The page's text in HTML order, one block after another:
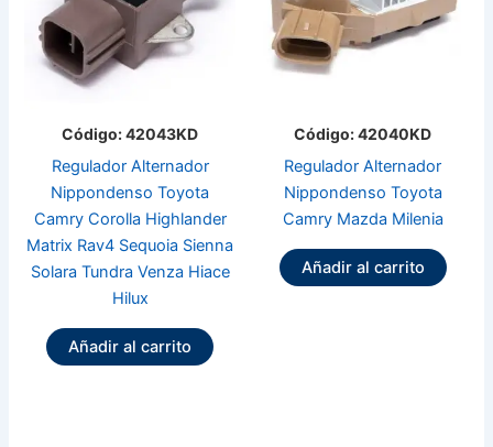
Código: 42043KD
Regulador Alternador
Nippondenso Toyota
Camry Corolla Highlander
Matrix Rav4 Sequoia Sienna
Solara Tundra Venza Hiace
Hilux
Añadir al carrito
Código: 42040KD
Regulador Alternador
Nippondenso Toyota
Camry Mazda Milenia
Añadir al carrito